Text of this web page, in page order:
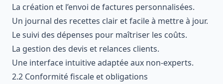
La création et l’envoi de factures personnalisées.
Un journal des recettes clair et facile à mettre à jour.
Le suivi des dépenses pour maîtriser les coûts.
La gestion des devis et relances clients.
Une interface intuitive adaptée aux non-experts.
2.2 Conformité fiscale et obligations